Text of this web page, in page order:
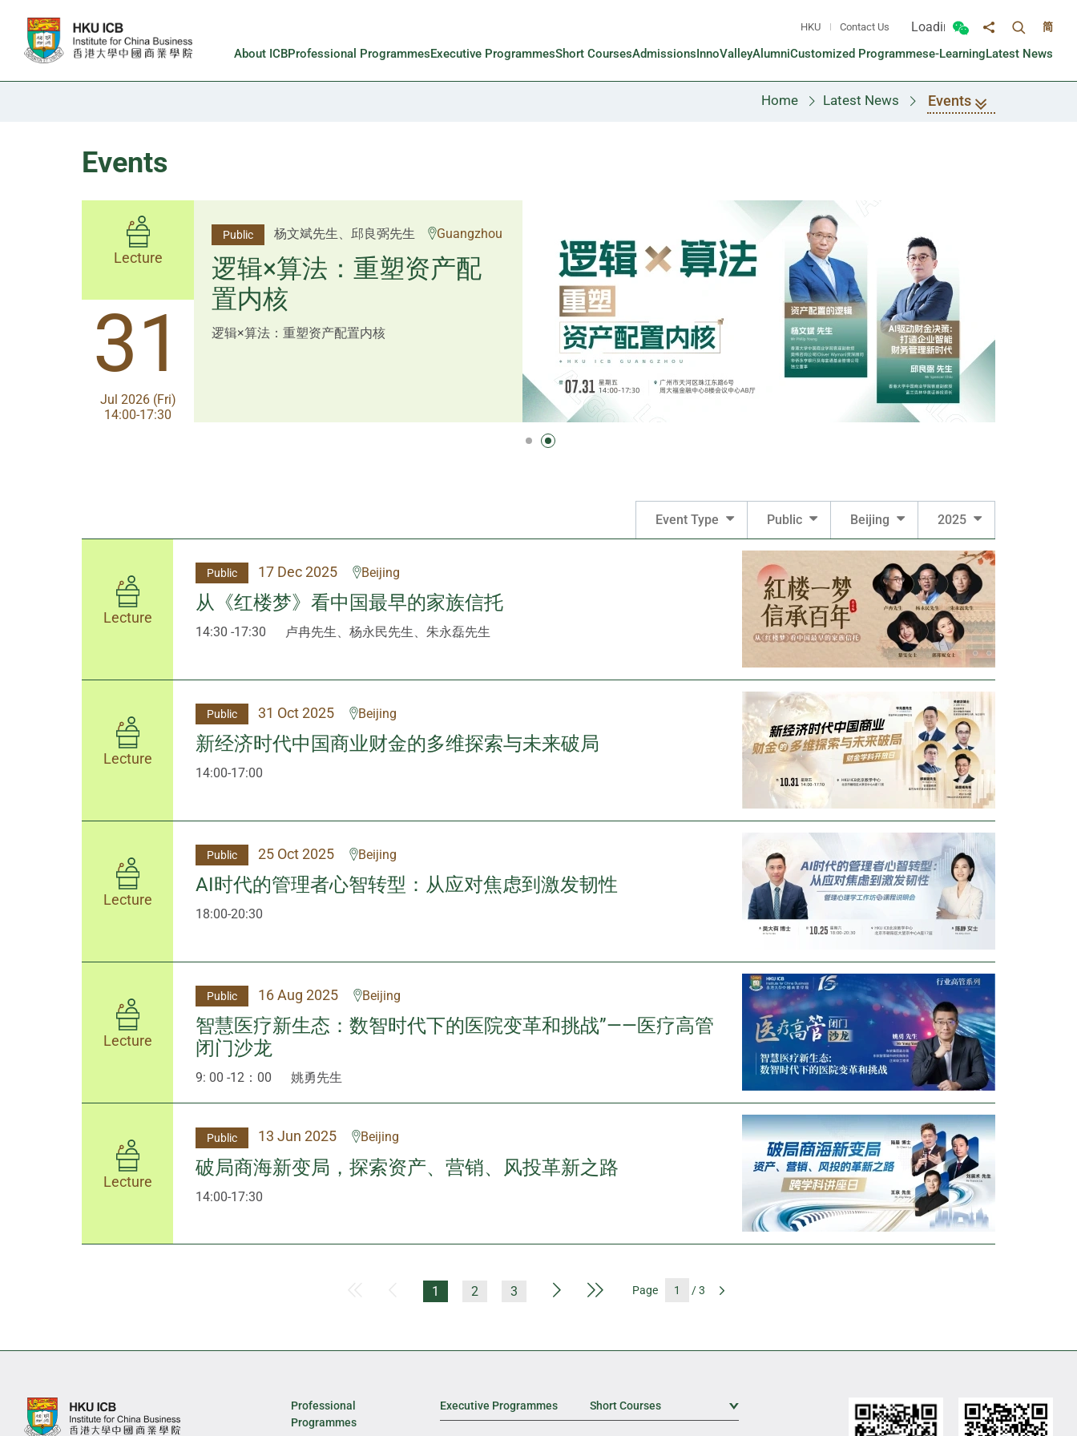
HKU Contact Us Loading...
Toggle Wechat panel
Share toToggle
简
About ICBProfessional ProgrammesExecutive ProgrammesShort CoursesAdmissionsInnoValleyAlumniCustomized Programmese-LearningLatest News
Home Latest News Events
Events
Lecture
14
Aug 2026 (Fri)
13:30-17:00
Public
李邱敬贤女士 Ms Rosemarie Yau、潘天
佑博士 Dr Tim Pan、李国平先生 Mr Guoping Li
Shenzhen
跨界智汇・预见新局
Lecture
31
Jul 2026 (Fri)
14:00-17:30
Public 杨文斌先生、邱良弼先生 Guangzhou
逻辑×算法：重塑资产配
置内核
逻辑×算法：重塑资产配置内核
Event Type Public Beijing 2025
Lecture
Public 17 Dec 2025 Beijing
从《红楼梦》看中国最早的家族信托
14:30 -17:30 卢冉先生、杨永民先生、朱永磊先生
Lecture
Public 31 Oct 2025 Beijing
新经济时代中国商业财金的多维探索与未来破局
14:00-17:00
Lecture
Public 25 Oct 2025 Beijing
AI时代的管理者心智转型：从应对焦虑到激发韧性
18:00-20:30
Lecture
Public 16 Aug 2025 Beijing
智慧医疗新生态：数智时代下的医院变革和挑战”——医疗高管
闭门沙龙
9: 00 -12：00 姚勇先生
Lecture
Public 13 Jun 2025 Beijing
破局商海新变局，探索资产、营销、风投革新之路
14:00-17:30
Previous Page
1 2 3 Next PageLast Page
Page / 3
Professional
Programmes
Executive Programmes Short Courses